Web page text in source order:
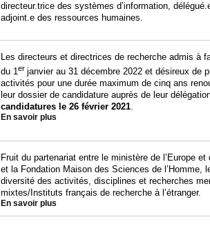
directeur.trice des systèmes d’information,
adjoint.e des ressources humaines.
Les directeurs et directrices de recherche admis à
du 1 er janvier au 31 décembre 2022 et désireux de
activités pour une durée maximum de cinq ans
leur dossier de candidature auprès de leur
candidatures le 26 février 2021
En savoir plus
Fruit du partenariat entre le ministère de l’Europe
et la Fondation Maison des Sciences de l’Homme,
diversité des activités, disciplines et recherches
mixtes/Instituts français de recherche à l’étranger.
En savoir plus